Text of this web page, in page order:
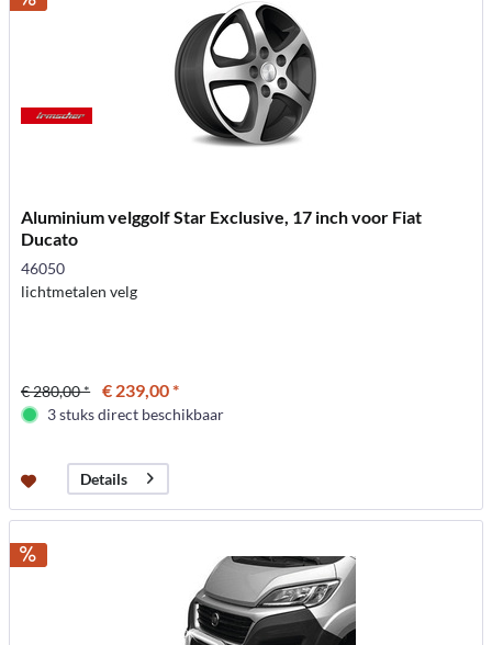
Aluminium velggolf Star Exclusive, 17 inch voor Fiat
Ducato
46050
lichtmetalen velg
€ 280,00 * € 239,00 *
3 stuks direct beschikbaar
Details